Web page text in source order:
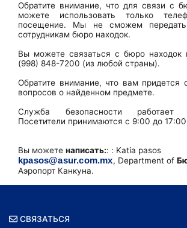
Обратите внимание, что для связи с
можете использовать только
посещение. Мы не сможем
сотрудникам бюро находок.
Вы можете связаться с бюро находок
(998) 848-7200 (из любой страны).
Обратите внимание, что вам придется
вопросов о найденном предмете.
Служба безопасности работает
Посетители принимаются с 9:00 до
Вы можете написать:: : Katia pasos
kpasos@asur.com.mx, Department of
Аэропорт Канкуна.
СВЯЗАТЬСЯ